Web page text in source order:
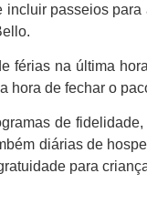
passeios
férias na última
hora de fechar o
de
diárias de
para